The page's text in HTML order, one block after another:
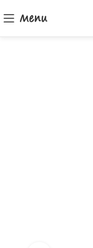
Menu